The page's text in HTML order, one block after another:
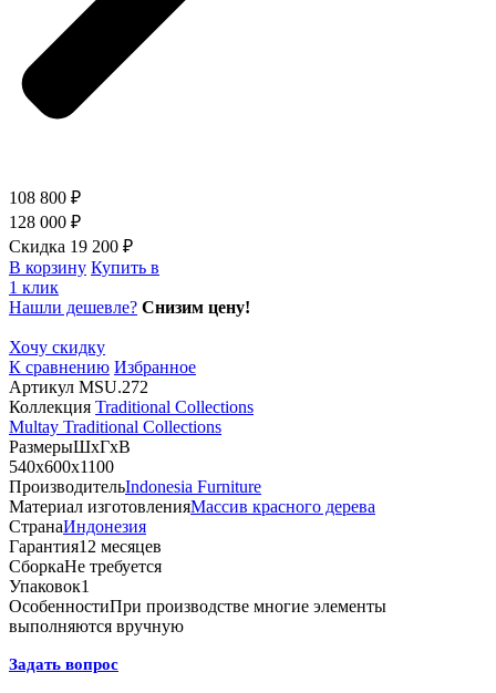
108 800 ₽
128 000 ₽
Скидка 19 200 ₽
В корзину Купить в
1 клик
Нашли дешевле? Снизим цену!
Хочу скидку
К сравнению Избранное
Артикул MSU.272
Коллекция Traditional Collections
Multay Traditional Collections
РазмерыШхГхВ
540х600х1100
ПроизводительIndonesia Furniture
Материал изготовленияМассив красного дерева
СтранаИндонезия
Гарантия12 месяцев
СборкаНе требуется
Упаковок1
ОсобенностиПри производстве многие элементы
выполняются вручную
Задать вопрос